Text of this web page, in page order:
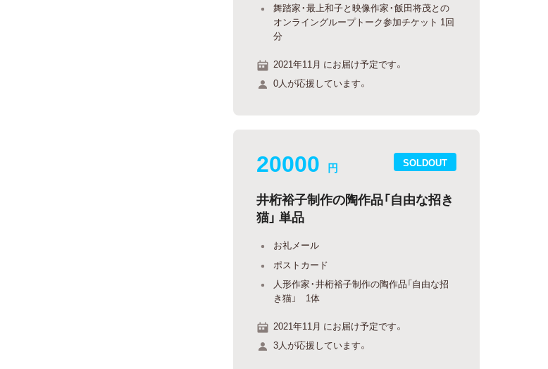
舞踏家・最上和子と映像作家・飯田将茂との
オンライングループトーク参加チケット 1回
分
2021年11月 にお届け予定です。
0人が応援しています。
SOLDOUT
20000 円
井桁裕子制作の陶作品「自由な招き
猫」 単品
お礼メール
ポストカード
人形作家・井桁裕子制作の陶作品「自由な招
き猫」 ​1体
2021年11月 にお届け予定です。
3人が応援しています。